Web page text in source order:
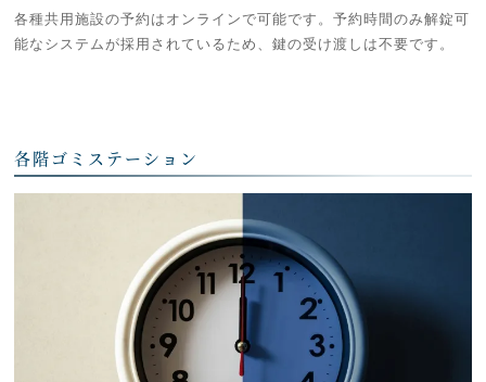
各種共用施設の予約はオンラインで可能です。予約時間のみ解錠可
能なシステムが採用されているため、鍵の受け渡しは不要です。
各階ゴミステーション